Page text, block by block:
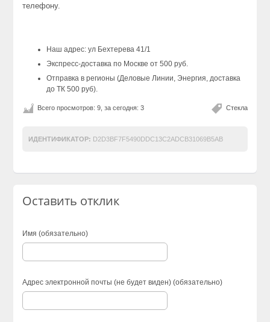
телефону.
Наш адрес: ул Бехтерева 41/1
Экспресс-доставка по Москве от 500 руб.
Отправка в регионы (Деловые Линии, Энергия, доставка
до ТК 500 руб).
Стекла
Всего просмотров: 9, за сегодня: 3
ИДЕНТИФИКАТОР: D2D3BF7F5490DDC13C2ADCB31069B5AB
Оставить отклик
Имя (обязательно)
Адрес электронной почты (не будет виден) (обязательно)